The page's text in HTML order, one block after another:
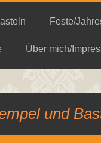
Feste/
Über mich/
und